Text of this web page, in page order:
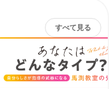
すべて見る